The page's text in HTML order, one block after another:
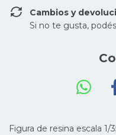
Cambios y
Si no te gusta,
Figura de resina escala 1/